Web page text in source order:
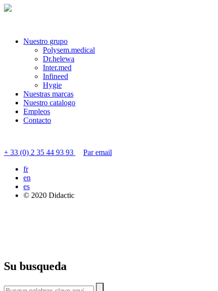
Nuestro grupo
Polysem.medical
Dr.helewa
Inter.med
Infineed
Hygie
Nuestras marcas
Nuestro catalogo
Empleos
Contacto
+ 33 (0) 2 35 44 93 93
Par email
fr
en
es
© 2020 Didactic
Su busqueda